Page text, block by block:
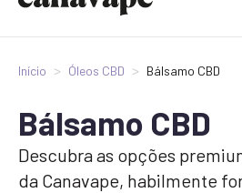
Início Óleos CBD Bálsamo CBD
Bálsamo CBD
Descubra as opções
da Canavape, habilmente